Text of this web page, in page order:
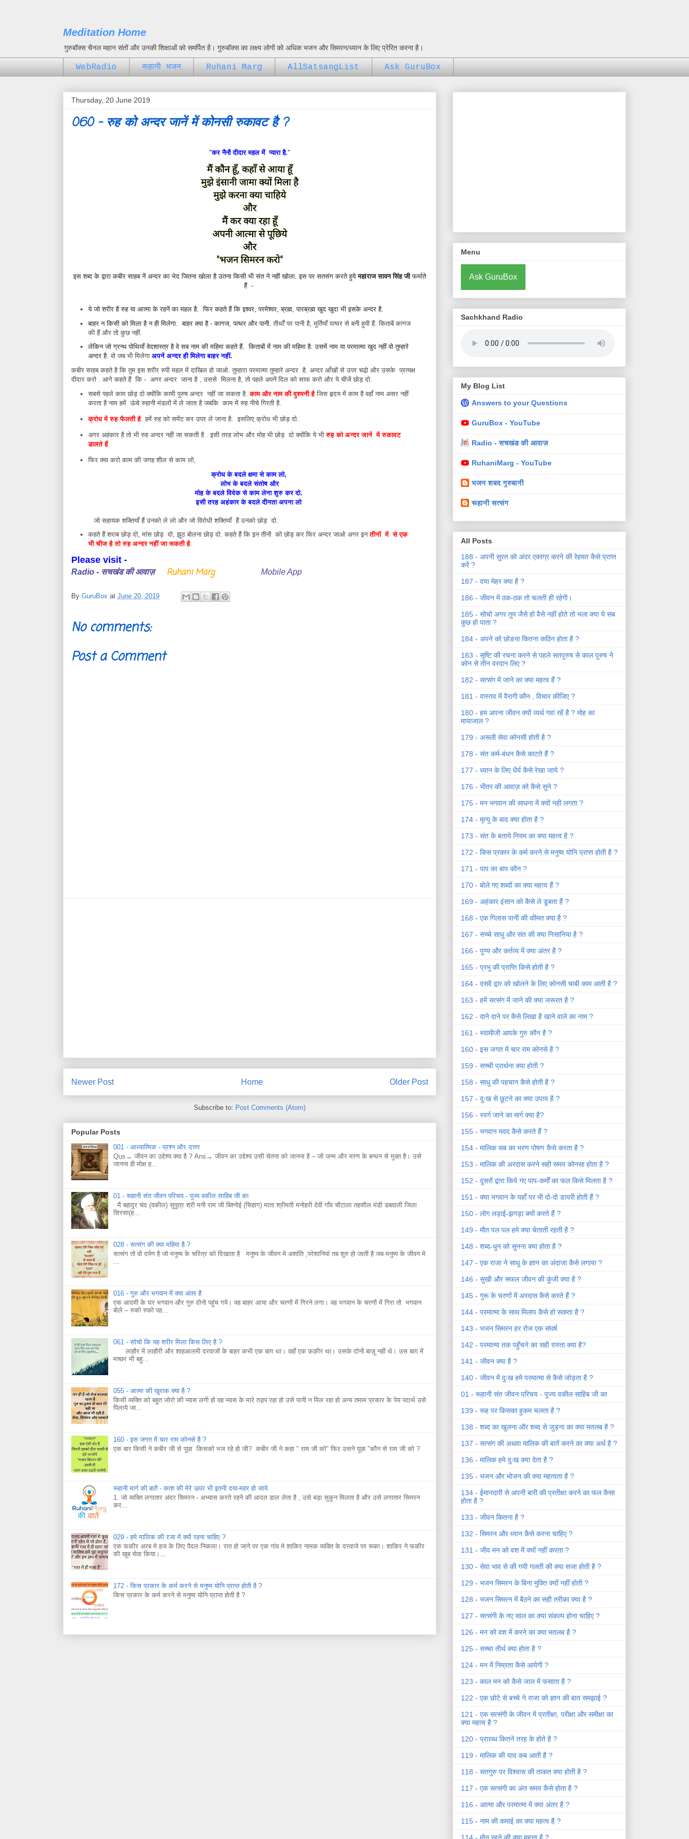
Meditation Home
गुरुबॉक्स चैनल महान संतों और उनकी शिक्षाओं को समर्पित है। गुरुबॉक्स का लक्ष्य लोगों को अधिक भजन और सिमरन/ध्यान के लिए प्रेरित करना है।
WebRadio रूहानी भजन Ruhani Marg AllSatsangList Ask GuruBox
Thursday, 20 June 2019
060 - रुह को अन्दर जानें में कोनसी रुकावट है ?
"कर नैनों दीदार महल में प्यारा है."
इस शब्द के द्वारा कबीर साहब नें अन्दर का भेद जितना खोला है उतना किसी भी संत ने नहीं खोला. इस पर सतसंग करते हुयेमहIराज सावन सिंह जी फर्माते
हैं -
ये जो शरीर है रुह या आत्मा के रहनें का महल है. फिर कहते हैं कि इश्वर, परमेश्वर, ब्रह्म, पारब्रह्म खुद खुदा भी इसके अन्दर है.
बाहर न किसी को मिला है न ही मिलेगा. बाहर क्या है - कागज, पत्थर और पानी. तीर्थों पर पानी है, मूर्तियाँ पत्थर से बनी हुयी हैं. किताबें कागज
की हैं और तो कुछ नहीं.
लेकिन जो ग्रन्थ पोथियाँ वेदशास्त्र है वे सब नाम की महिमा कहते हैं. किताबों में नाम की महिमा है. उसमें नाम या परमात्मा खुद नहीं वो तुम्हारे
अन्दर है. वो जब भी मिलेगा अपनें अन्दर ही मिलेगा बाहर नहीं.
कबीर साहब कहते है कि तुम इस शरीर रुपी महल में दाखिल हो जाओ. तुम्हारा परमात्मा तुम्हारे अन्दर है. अन्दर आँखों से उपर चढो़ और उसके प्रत्यक्ष
दीदार करो . आगे कहते हैं कि - अगर अन्दर जाना है , उससे मिलना है, तो पहले अपनें दिल को साफ करो और ये चीजें छोड़ दो.
सबसे पहले काम छोड़ दो क्योंकि कामी पुरुष अन्दर नहीं जा सकता है.काम और नाम की दुश्मनी हैजिस हृदय में काम है वहाँ नाम असर नहीं
करता है नाम हमें ऊंचे रुहानी मंडलों में ले जाता है जबकि काम में रुह नीचे गिरती है.
क्रोध में रुह फैलती है. हमें रुह को समेंट कर उपर ले जाना है. इसलिए क्रोध भी छोड़ दो.
अगर अहंकार है तो भी रुह अन्दर नहीं जा सकती है . इसी तरह लोभ और मोह भी छोड़ दो क्योंकि ये भीरुह को अन्दर जानें में रुकावट
डालते हैं.
फिर क्या करो काम की जगह शील से काम लो,
क्रोध के बदले क्षमा से काम लो,
लोभ के बदले संतोष और
मोह के बदले विवेक से काम लेना शुरु कर दो.
इसी तरह अहंकार के बदले दीनता अपना लो
जो सहायक शक्तियाँ हैं उनको ले लो और जो विरोधी शक्तियाँ हैं उनको छोड़ दो.
कहते हैं शराब छोड़ दो, मांस छोड़ दो, झूठ बोलना छोड़ दो. कहते हैं कि इन तीनों को छोड़ कर फिर अन्दर जाओ अगर इनतीनों में से एक
भी चीज है तो रुह अन्दर नहीं जा सकती है.
Please visit -
Radio - सचखंड की आवाज़ Ruhani Marg Mobile App
By GuruBox at June 20, 2019
No comments:
Post a Comment
Newer Post Older Post
Home
Subscribe to: Post Comments (Atom)
Popular Posts
001 - आध्यात्मिक - प्रश्न और उत्तर
Qus→ जीवन का उद्देश्य क्या है ? Ans→ जीवन का उद्देश्य उसी चेतना को जानना है – जो जन्म और मरण के बन्धन से मुक्त है। उसे
जानना ही मोक्ष ह...
01 - रूहानी संत जीवन परिचय - पूज्य वकील साहिब जी का
मै बहादुर चंद (वकील) सुपुत्र श्री मनी राम जी बिश्नोई (सिहाग) माता श्रीमती मनोहरी देवी गाँव चौटाला तहसील मंडी डबवाली जिला
सिरसा(ह...
028 - सत्संग की क्या महिमा है ?
सत्संग तो वो दर्पण है जो मनुष्य के चरित्र को दिखाता है मनुष्य के जीवन मे अशांति ,परेशानियां तब शुरु हो जाती है जब मनुष्य के जीवन मे
016 - गुरु और भगवान में क्या अंतर है
एक आदमी के घर भगवान और गुरु दोनो पहुंच गये। वह बाहर आया और चरणों में गिरने लगा। वह भगवान के चरणों में गिरा तो भगवान
बोले – रुको रुको पह...
061 - सोचो कि यह शरीर मिला किस लिए है ?
लाहौर में लाहौरी और शाहआलमी दरवाजों के बाहर कभी एक बाग़ था। वहाँ एक फ़क़ीर था। उसके दोनों बाज़ू नहीं थे। उस बाग़ में
मच्छर भी बहु...
055 - आत्मा की खुराक क्या है ?
किसी व्यक्ति को बहुत जोरो की प्यास लगी हो वह प्यास के मारे तड़प रहा हो उसे पानी न मिल रहा हो अन्य तमाम प्रकार के पेय पदार्थ उसे
पिलाये जा...
160 - इस जगत में चार राम कोनसे है ?
एक बार किसी ने कबीर जी से पूछा किसको भज रहे हो जी? कबीर जी ने कहा " राम जी को" फिर उसने पूछा "कौन से राम जी को ?
रूहानी मार्ग की बातें - काश की मेरे ऊपर भी इतनी दया-महर हो जाये
1. जो व्यक्ति लगातार अंदर सिमरन - अभ्यास करते रहने की आदत डाल लेता है , उसे बड़ा सुकून मिलता है और उसे लगातार सिमरन
कर...
029 - हमे मालिक की रजा में क्यों रहना चाहिए ?
एक फकीर अरब मे हज के लिए पैदल निकला। रात हो जाने पर एक गांव मे शाकिर नामक व्यक्ति के दरवाजे पर रूका। शाकिर ने फकीर
की खूब सेवा किया।...
172 - किस प्रकार के कर्म करने से मनुष्य योनि प्राप्त होती है ?
किस प्रकार के कर्म करने से मनुष्य योनि प्राप्त होती है ?
Menu
Ask GuruBox
Sachkhand Radio
My Blog List
Answers to your Questions
GuruBox - YouTube
Radio - सचखंड की आवाज़
RuhaniMarg - YouTube
भजन शबद गुरुबानी
रूहानी सत्संग
All Posts
188 - अपनी सुरत को अंदर एकाग्र करने की रेहमत कैसे प्राप्त
करें ?
187 - दया मेहर क्या है ?
186 - जीवन में ठक-ठक तो चलती ही रहेगी।
185 - सोचो अगर तुम जैसे हो वैसे नहीं होते तो भला क्या ये सब
कुछ हो पाता ?
184 - अपने को छोडऩा कितना कठिन होता है ?
183 - सृष्टि की रचना करने से पहले सतपुरुष से काल पुरुष ने
कोन से तीन वरदान लिए ?
182 - सत्संग में जाने का क्या महत्व हैं ?
181 - वास्तव में वैरागी कौन , विचार कीजिए ?
180 - हम अपना जीवन क्यों व्यर्थ गवां रहें है ? मोह का
मायाजाल ?
179 - असली सेवा कोनसी होती है ?
178 - संत कर्म-बंधन कैसे काटते हैं ?
177 - ध्यान के लिए धैर्य कैसे रेखा जाये ?
176 - भीतर की आवाज़ को कैसे सुने ?
175 - मन भगवान की साधना में क्यों नही लगता ?
174 - मृत्यु के बाद क्या होता है ?
173 - संत के बताये नियम का क्या महत्व है ?
172 - किस प्रकार के कर्म करने से मनुष्य योनि प्राप्त होती है ?
171 - पाप का बाप कौन ?
170 - बोले गए शब्दों का क्या महत्व हैं ?
169 - अहंकार इंसान को कैसे ले डूबता हैं ?
168 - एक गिलास पानी की कीमत क्या है ?
167 - सच्चे साधु और संत की क्या निसानिया है ?
166 - पुण्य और कर्तव्य में क्या अंतर है ?
165 - प्रभु की प्राप्ति किसे होती है ?
164 - दसवें द्वार को खोलने के लिए कोनसी चाबी काम आती है ?
163 - हमें सत्संग में जाने की क्या जरूरत है ?
162 - दाने दाने पर कैसे लिखा है खाने वाले का नाम ?
161 - स्वामीजी आपके गुरु कौन है ?
160 - इस जगत में चार राम कोनसे है ?
159 - सच्ची प्रार्थना क्या होती ?
158 - साधु की पहचान कैसे होती है ?
157 - दुःख से छूटने का क्या उपाय है ?
156 - स्वर्ग जाने का मार्ग क्या है?
155 - भगवान मदद कैसे करते हैं ?
154 - मालिक सब का भरण पोषण कैसे करता है ?
153 - मालिक की अरदास करने सही समय कोनसा होता है ?
152 - दूसरों द्वारा किये गए पाप-कर्मों का फल किसे मिलता है ?
151 - क्या भगवान के यहाँ पर भी दो-दो डायरी होती हैं ?
150 - लोग लड़ाई-झगड़ा क्यों करते हैं ?
149 - मौत पल पल हमे क्या चेताती रहती है ?
148 - शब्द-धुन को सुनना क्या होता है ?
147 - एक राजा ने साधु के ज्ञान का अंदाजा कैसे लगाया ?
146 - सुखी और सफल जीवन की कुंजी क्या है ?
145 - गुरू के चरणों में अरदास कैसे करते हैं ?
144 - परमात्मा के साथ मिलाप कैसे हो सकता है ?
143 - भजन सिमरन हर रोज एक संघर्ष
142 - परमात्मा तक पहुँचने का सही रास्ता क्या है?
141 - जीवन क्या है ?
140 - जीवन में दुःख हमे परमात्मा से कैसे जोड़ता है ?
01 - रूहानी संत जीवन परिचय - पूज्य वकील साहिब जी का
139 - रूह पर किसका हुकम चलता है ?
138 - शब्द का खुलना और शब्द से जुड़ना का क्या मतलब है ?
137 - सत्संग की अथवा मालिक की बातें करने का क्या अर्थ है ?
136 - मालिक हमे दुःख क्या देता है ?
135 - भजन और भोजन की क्या महत्वता है ?
134 - ईमानदारी से अपनी बारी की प्रतीक्षा करने का फल कैसा
होता है ?
133 - जीवन कितना है ?
132 - सिमरन और ध्यान कैसे करना चाहिए ?
131 - जीव मन को वश में क्यों नहीं करता ?
130 - सेवा भाव से की गयी गलती की क्या सजा होती है ?
129 - भजन सिमरन के बिना मुक्ति क्यों नहीं होती ?
128 - भजन सिमरन में बैठने का सही तरीका क्या है ?
127 - सत्संगी के नए साल का क्या संकल्प होना चाहिए ?
126 - मन को वश में करने का क्या मतलब है ?
125 - सच्चा तीर्थ क्या होता है ?
124 - मन में निम्रता कैसे आयेगी ?
123 - काल मन को कैसे जाल में फसाता है ?
122 - एक छोटे से बच्चे ने राजा को ज्ञान की बात समझाई ?
121 - एक सत्संगी के जीवन में प्रतीक्षा, परीक्षा और समीक्षा का
क्या महत्व है ?
120 - प्रारब्ध कितने तरह के होते है ?
119 - मालिक की याद कब आती है ?
118 - सतगुरु पर विश्वास की ताकत क्या होती है ?
117 - एक सत्संगी का अंत समय कैसे होता है ?
116 - आत्मा और परमात्मा में क्या अंतर है ?
115 - नाम की कमाई का क्या महत्व है ?
114 - मोन रहने की क्या महत्ता है ?